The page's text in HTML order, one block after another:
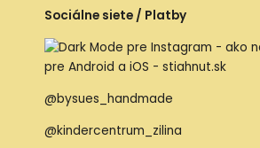
Sociálne siete / Platby
@bysues_handmade
@kindercentrum_zilina